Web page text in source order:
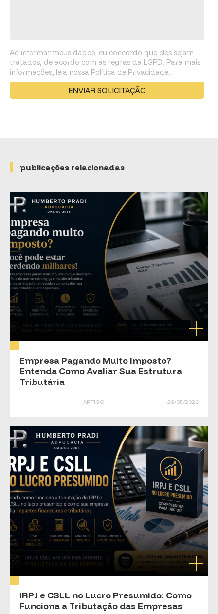
Ao informar meus dados, eu concordo que eles sejam
tratados, de acordo com as regras da LGPD. Para mais
informações, leia nossa Política de Privacidade.
publicações relacionadas
Empresa Pagando Muito Imposto?
Entenda Como Avaliar Sua Estrutura
Tributária
ARTIGO 29/05/2026
IRPJ e CSLL no Lucro Presumido: Como
Funciona a Tributação das Empresas